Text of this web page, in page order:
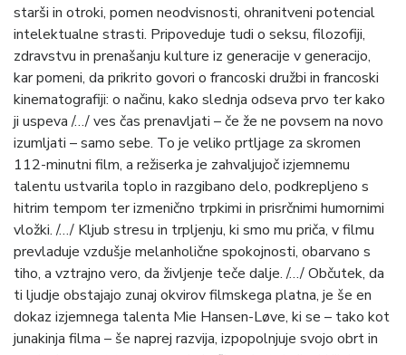
starši in otroki, pomen neodvisnosti, ohranitveni potencial
intelektualne strasti. Pripoveduje tudi o seksu, filozofiji,
zdravstvu in prenašanju kulture iz generacije v generacijo,
kar pomeni, da prikrito govori o francoski družbi in francoski
kinematografiji: o načinu, kako slednja odseva prvo ter kako
ji uspeva /…/ ves čas prenavljati – če že ne povsem na novo
izumljati – samo sebe. To je veliko prtljage za skromen
112-minutni film, a režiserka je zahvaljujoč izjemnemu
talentu ustvarila toplo in razgibano delo, podkrepljeno s
hitrim tempom ter izmenično trpkimi in prisrčnimi humornimi
vložki. /…/ Kljub stresu in trpljenju, ki smo mu priča, v filmu
prevladuje vzdušje melanholične spokojnosti, obarvano s
tiho, a vztrajno vero, da življenje teče dalje. /…/ Občutek, da
ti ljudje obstajajo zunaj okvirov filmskega platna, je še en
dokaz izjemnega talenta Mie Hansen-Løve, ki se – tako kot
junakinja filma – še naprej razvija, izpopolnjuje svojo obrt in